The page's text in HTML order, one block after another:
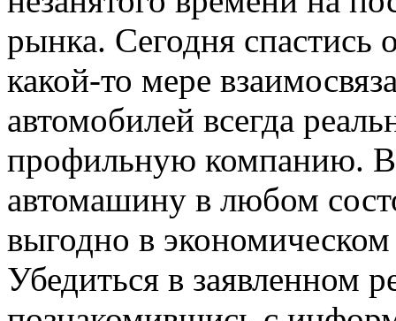
рынка. Сегодня спастись
какой-то мере
автомобилей всегда
профильную компанию.
автомашину в любом
выгодно в
Убедиться в заявленном